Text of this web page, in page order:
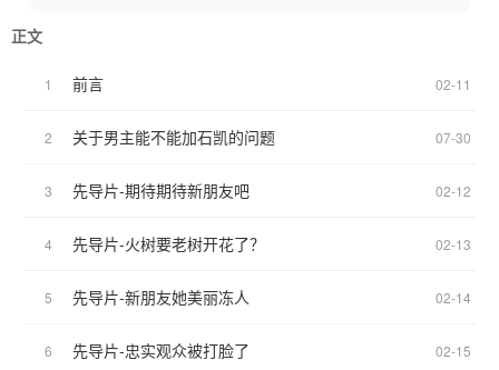
当签下那份对赌协议，决定参与录制，她就做好了一切准备。
商人重利，可她重情。
她偏要让乌托邦变回乌托邦，让他们依旧是他们。
正文
1 前言 02-11
2 关于男主能不能加石凯的问题 07-30
3 先导片-期待期待新朋友吧 02-12
4 先导片-火树要老树开花了？ 02-13
5 先导片-新朋友她美丽冻人 02-14
6 先导片-忠实观众被打脸了 02-15